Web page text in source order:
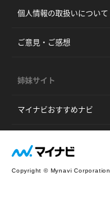
個人情報の取扱いについて
ご意見・ご感想
姉妹サイト
マイナビおすすめナビ
Copyright © Mynavi Corporation